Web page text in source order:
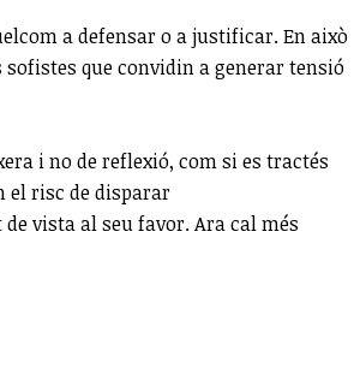
a defensar o a justificar. En això
que convidin a generar tensió
i no de reflexió, com si es tractés
el risc de disparar
vista al seu favor. Ara cal més